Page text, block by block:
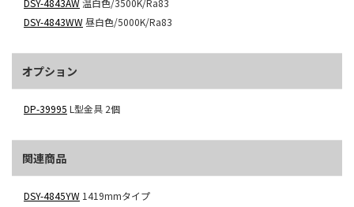
DSY-4843AW温白色/3500K/Ra83
DSY-4843WW昼白色/5000K/Ra83
オプション
DP-39995 L型金具 2個
関連商品
DSY-4845YW 1419mmタイプ